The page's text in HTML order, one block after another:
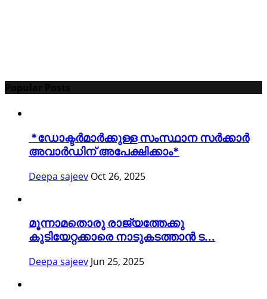
*ഡോക്ടർമാർക്കുള്ള സംസ്ഥാന സർക്കാർ
അവാർഡിന് അപേക്ഷിക്കാം*
Deepa sajeev Oct 26, 2025
മൂന്നാമതൊരു രാജ്യത്തേക്കു
കുടിയേറ്റക്കാരെ നാടുകടത്താൻ ട...
Deepa sajeev Jun 25, 2025